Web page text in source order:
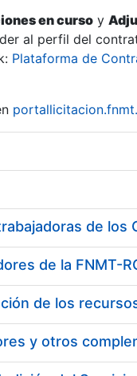
en curso y
al perfil del
Plataforma de
y otros